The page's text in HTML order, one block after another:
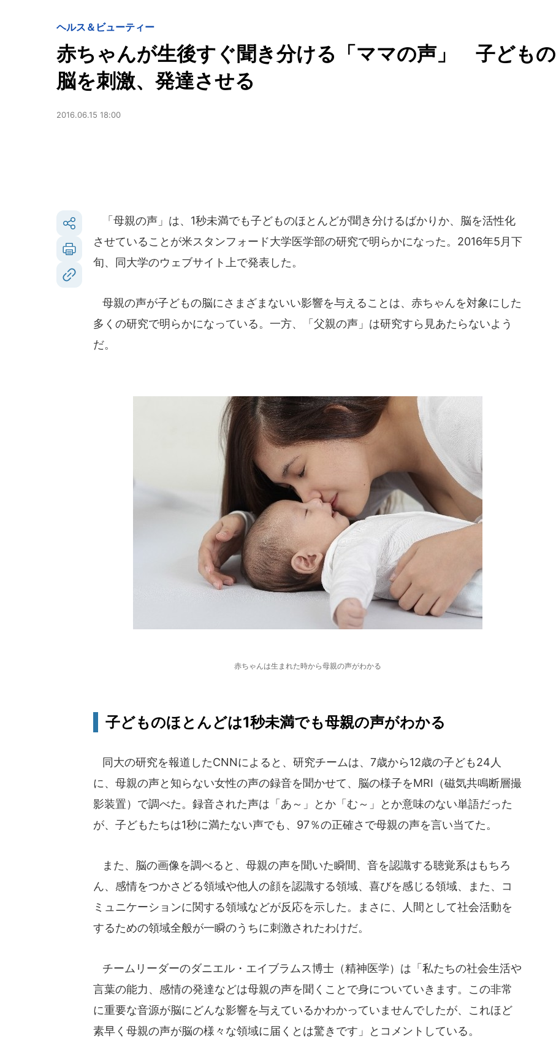
ヘルス＆ビューティー
赤ちゃんが生後すぐ聞き分ける「ママの声」 子どもの
脳を刺激、発達させる
2016.06.15 18:00
「母親の声」は、1秒未満でも子どものほとんどが聞き分けるばかりか、脳を活性化
させていることが米スタンフォード大学医学部の研究で明らかになった。2016年5月下
旬、同大学のウェブサイト上で発表した。
母親の声が子どもの脳にさまざまないい影響を与えることは、赤ちゃんを対象にした
多くの研究で明らかになっている。一方、「父親の声」は研究すら見あたらないよう
だ。
赤ちゃんは生まれた時から母親の声がわかる
子どものほとんどは1秒未満でも母親の声がわかる
同大の研究を報道したCNNによると、研究チームは、7歳から12歳の子ども24人
に、母親の声と知らない女性の声の録音を聞かせて、脳の様子をMRI（磁気共鳴断層撮
影装置）で調べた。録音された声は「あ～」とか「む～」とか意味のない単語だった
が、子どもたちは1秒に満たない声でも、97％の正確さで母親の声を言い当てた。
また、脳の画像を調べると、母親の声を聞いた瞬間、音を認識する聴覚系はもちろ
ん、感情をつかさどる領域や他人の顔を認識する領域、喜びを感じる領域、また、コ
ミュニケーションに関する領域などが反応を示した。まさに、人間として社会活動を
するための領域全般が一瞬のうちに刺激されたわけだ。
チームリーダーのダニエル・エイブラムス博士（精神医学）は「私たちの社会生活や
言葉の能力、感情の発達などは母親の声を聞くことで身についていきます。この非常
に重要な音源が脳にどんな影響を与えているかわかっていませんでしたが、これほど
素早く母親の声が脳の様々な領域に届くとは驚きです」とコメントしている。